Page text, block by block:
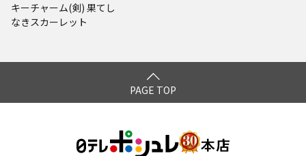
キーチャーム(剣) 果てし
なきスカーレット
PAGE TOP